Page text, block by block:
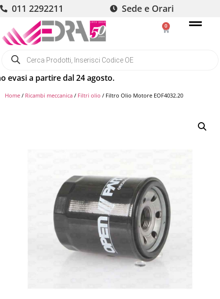
011 2292211 Sede e Orari
0
partire dal 24 agosto.
Home / Ricambi meccanica / Filtri olio / Filtro Olio Motore EOF4032.20